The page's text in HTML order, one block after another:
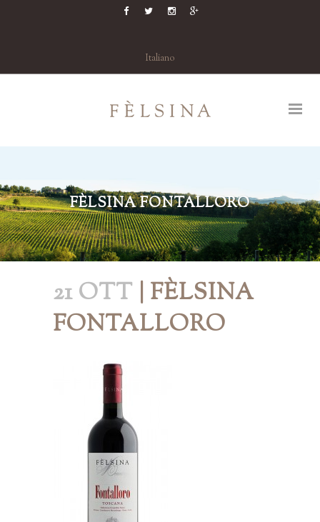
Italiano
FÈLSINA FONTALLORO
21 OTT | FÈLSINA
FONTALLORO